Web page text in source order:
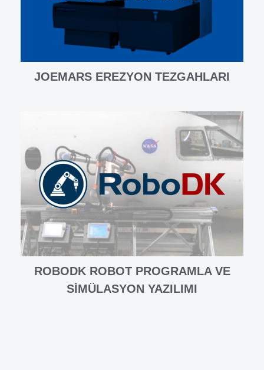
JOEMARS EREZYON TEZGAHLARI
ROBODK ROBOT PROGRAMLA VE
SIMÜLASYON YAZILIMI